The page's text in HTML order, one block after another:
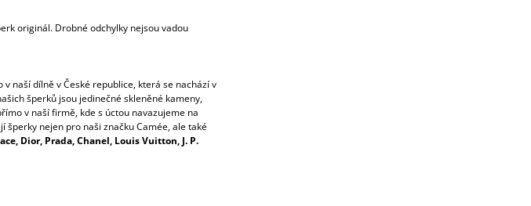
originál. Drobné odchylky nejsou vadou
naší dílně v České republice, která se nachází v
šperků jsou jedinečné skleněné kameny,
v naší firmě, kde s úctou navazujeme na
šperky nejen pro naši značku Camée, ale také
Dior, Prada, Chanel, Louis Vuitton, J. P.